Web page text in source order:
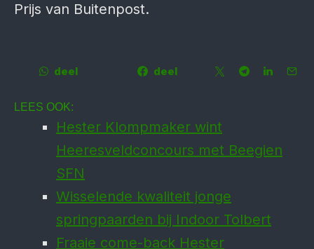
Prijs van Buitenpost.
deel deel
LEES OOK:
Hester Klompmaker wint
Heeresveldconcours met Beegien
SFN
Wisselende kwaliteit jonge
springpaarden bij Indoor Tolbert
Fraaie come-back Hester